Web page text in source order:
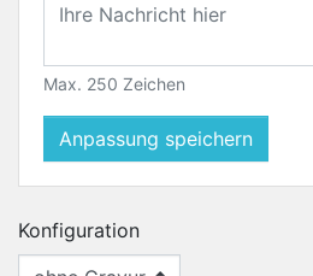
Max. 250 Zeichen
Anpassung speichern
Konfiguration